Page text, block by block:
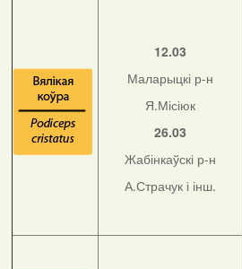
12.03
Маларыцкі р-н
Я.Місіюк
26.03
Жабінкаўскі р-н
А.Страчук і інш.